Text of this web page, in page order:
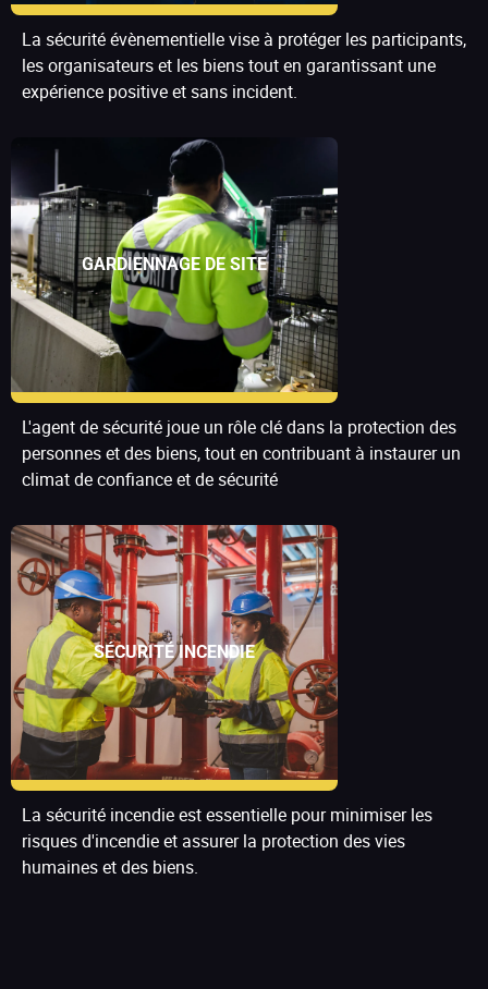
La sécurité évènementielle vise à protéger les participants,
les organisateurs et les biens tout en garantissant une
expérience positive et sans incident.
GARDIENNAGE DE SITE
L'agent de sécurité joue un rôle clé dans la protection des
personnes et des biens, tout en contribuant à instaurer un
climat de confiance et de sécurité
SÉCURITÉ INCENDIE
La sécurité incendie est essentielle pour minimiser les
risques d'incendie et assurer la protection des vies
humaines et des biens.